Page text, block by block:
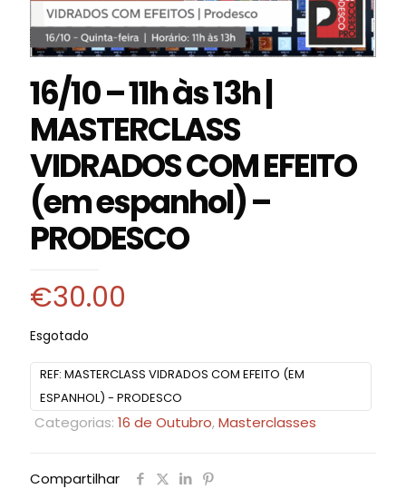
16/10 – 11h às 13h |
MASTERCLASS
VIDRADOS COM EFEITO
(em espanhol) –
PRODESCO
€30.00
Esgotado
REF: MASTERCLASS VIDRADOS COM EFEITO (EM
ESPANHOL) - PRODESCO
Categorias: 16 de Outubro,Masterclasses
Compartilhar